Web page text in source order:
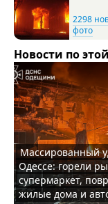
2298
фото
Новости по
Массированный
Одессе: горели
супермаркет,
жилые дома и